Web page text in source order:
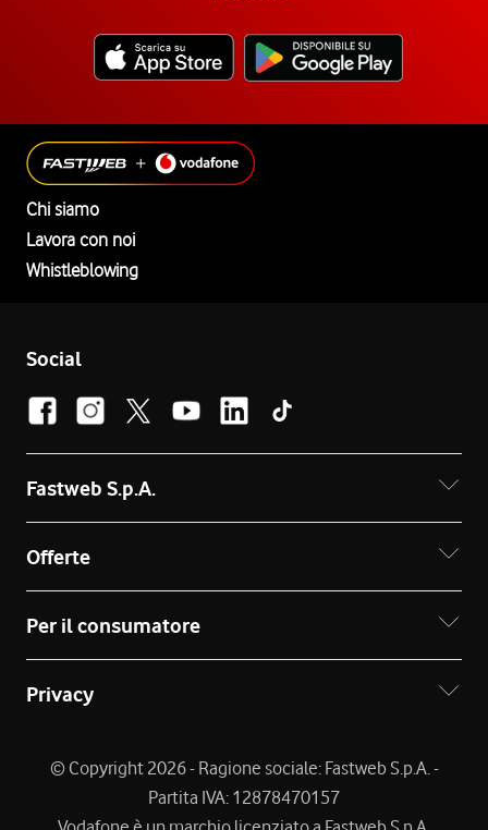
Chi siamo
Lavora con noi
Whistleblowing
Social
Fastweb S.p.A.
Offerte
Per il consumatore
Privacy
© Copyright 2026 - Ragione sociale: Fastweb S.p.A. -
Partita IVA: 12878470157